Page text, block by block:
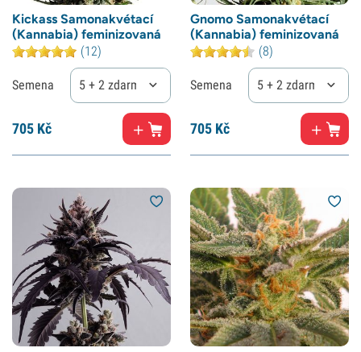
Kickass Samonakvétací
(Kannabia) feminizovaná
(12)
Semena 5 + 2 zdarma
705 Kč
Gnomo Samonakvétací
(Kannabia) feminizovaná
(8)
Semena 5 + 2 zdarma
705 Kč